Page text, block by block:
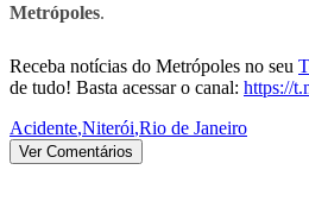
Metrópoles.
Receba notícias do Metrópoles no seu
de tudo! Basta acessar o canal: https://
Acidente,Niterói,Rio de Janeiro
Ver Comentários